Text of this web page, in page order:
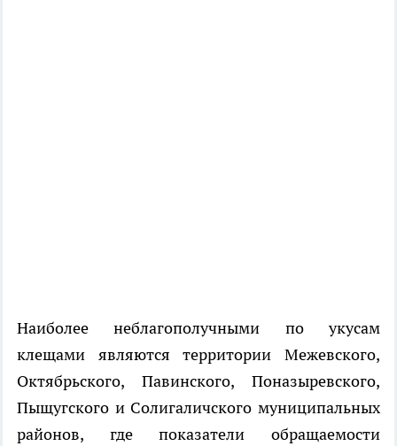
Наиболее неблагополучными по укусам
клещами являются территории Межевского,
Октябрьского, Павинского, Поназыревского,
Пыщугского и Солигаличского муниципальных
районов, где показатели обращаемости